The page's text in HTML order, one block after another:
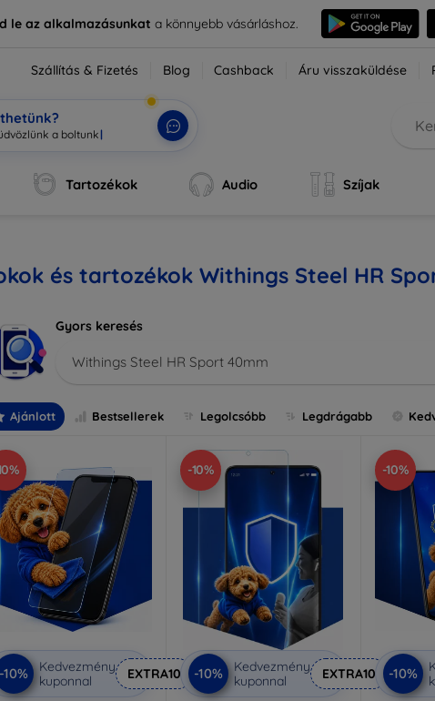
le az alkalmazásunkata könnyebb vásárláshoz.
Szállítás & Fizetés Blog Cashback Áru visszaküldése
Tartozékok Audio Szíjak
és tartozékok Withings Steel HR
Gyors keresés
Withings Steel HR Sport 40mm
Ajánlott Bestsellerek Legolcsóbb Legdrágabb
-10%
Kedvezmény
kuponnal
EXTRA10
-10%
-10%
Kedvezmény
kuponnal
EXTRA10
-10%
-10%